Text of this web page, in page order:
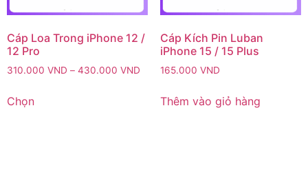
Cáp Loa Trong iPhone 12 /
12 Pro
310.000 VND – 430.000 VND
Chọn
Cáp Kích Pin Luban
iPhone 15 / 15 Plus
165.000 VND
Thêm vào giỏ hàng